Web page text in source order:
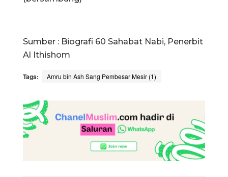
Sumber : Biografi 60 Sahabat Nabi, Penerbit
Al Ithishom
Tags: Amru bin Ash Sang Pembesar Mesir (1)